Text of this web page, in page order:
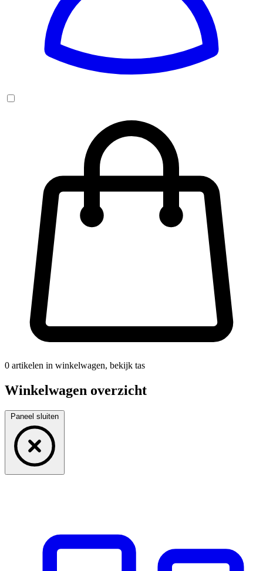
0 artikelen in winkelwagen, bekijk tas
Winkelwagen overzicht
Paneel sluiten